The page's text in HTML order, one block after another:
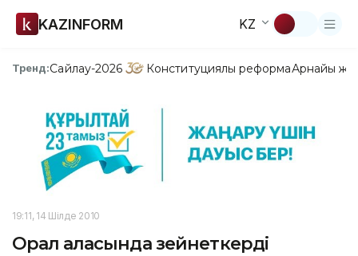
KAZINFORM KZ
Тренд:Сайлау-2026 Конституциялық реформаАрнайы
19:11, 14 Шілде 2010
Орал қаласында зейнеткерді